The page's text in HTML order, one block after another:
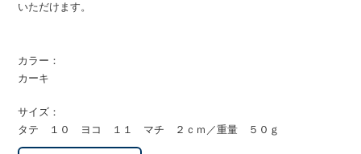
いただけます。
カラー：
カーキ
サイズ：
タテ １０ ヨコ １１ マチ ２ｃｍ／重量 ５０ｇ